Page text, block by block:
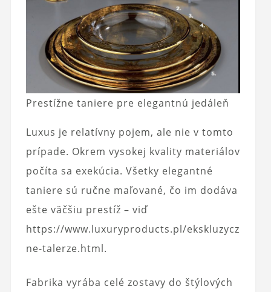
Prestížne taniere pre elegantnú jedáleň
Luxus je relatívny pojem, ale nie v tomto
prípade. Okrem vysokej kvality materiálov
počíta sa exekúcia. Všetky elegantné
taniere sú ručne maľované, čo im dodáva
ešte väčšiu prestíž – viď
https://www.luxuryproducts.pl/ekskluzycz
ne-talerze.html.
Fabrika vyrába celé zostavy do štýlových